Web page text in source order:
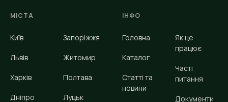
МІСТА
Київ
Львів
Харків
Дніпро
Запоріжжя
Житомир
Полтава
Луцьк
ІНФО
Головна
Каталог
Статті та
новини
Як це
працює
Часті
питання
Документи